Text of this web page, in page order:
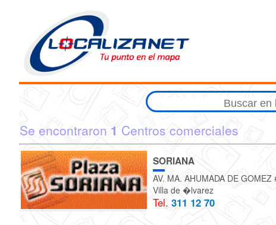
Se encontraron 1 Centros comerciales
SORIANA
AV. MA. AHUMADA DE GOMEZ
Villa de �lvarez
Tel. 311 12 70